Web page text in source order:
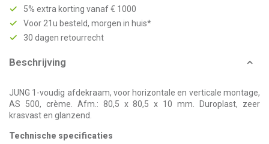
5% extra korting vanaf € 1000
Voor 21u besteld, morgen in huis*
30 dagen retourrecht
Beschrijving
JUNG 1-voudig afdekraam, voor horizontale en verticale montage,
AS 500, crème. Afm.: 80,5 x 80,5 x 10 mm. Duroplast, zeer
krasvast en glanzend.
Technische specificaties